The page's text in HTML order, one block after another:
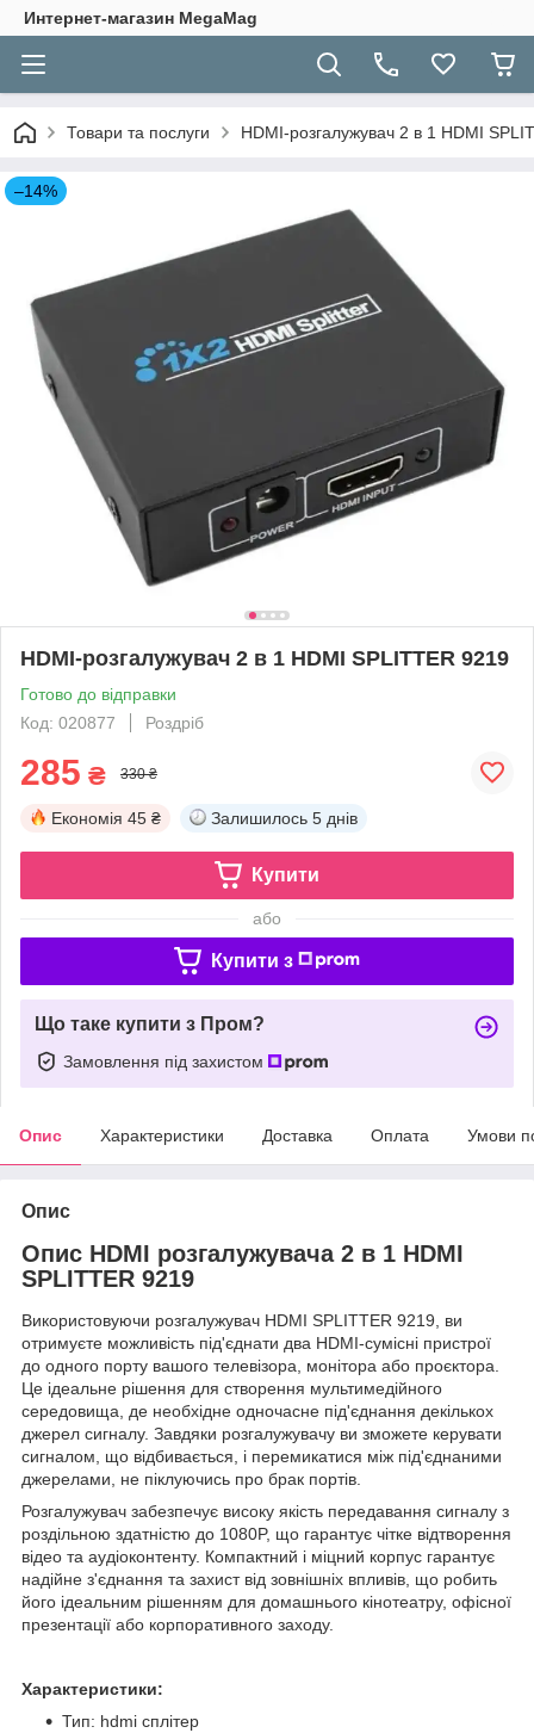
Интернет-магазин MegaMag
Товари та послуги HDMI-розгалужувач 2 в 1 HDMI
–14%
HDMI-розгалужувач 2 в 1 HDMI SPLITTER 9219
Готово до відправки
Код: 020877
Роздріб
285 ₴ 330 ₴
Економія 45 ₴ Залишилось 5 днів
Купити
або
Купити з
Що таке купити з Пром?
Замовлення під захистом
Опис Характеристики Доставка Оплата Умови
Опис
Опис HDMI розгалужувача 2 в 1 HDMI
SPLITTER 9219
Використовуючи розгалужувач HDMI SPLITTER 9219, ви
отримуєте можливість під'єднати два HDMI-сумісні пристрої
до одного порту вашого телевізора, монітора або проєктора.
Це ідеальне рішення для створення мультимедійного
середовища, де необхідне одночасне під'єднання декількох
джерел сигналу. Завдяки розгалужувачу ви зможете керувати
сигналом, що відбивається, і перемикатися між під'єднаними
джерелами, не піклуючись про брак портів.
Розгалужувач забезпечує високу якість передавання сигналу з
роздільною здатністю до 1080P, що гарантує чітке відтворення
відео та аудіоконтенту. Компактний і міцний корпус гарантує
надійне з'єднання та захист від зовнішніх впливів, що робить
його ідеальним рішенням для домашнього кінотеатру, офісної
презентації або корпоративного заходу.
Характеристики:
Тип: hdmi сплітер